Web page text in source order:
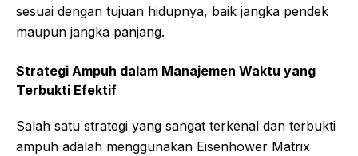
sesuai dengan tujuan hidupnya, baik jangka pendek
maupun jangka panjang.
Strategi Ampuh dalam Manajemen Waktu yang
Terbukti Efektif
Salah satu strategi yang sangat terkenal dan terbukti
ampuh adalah menggunakan Eisenhower Matrix